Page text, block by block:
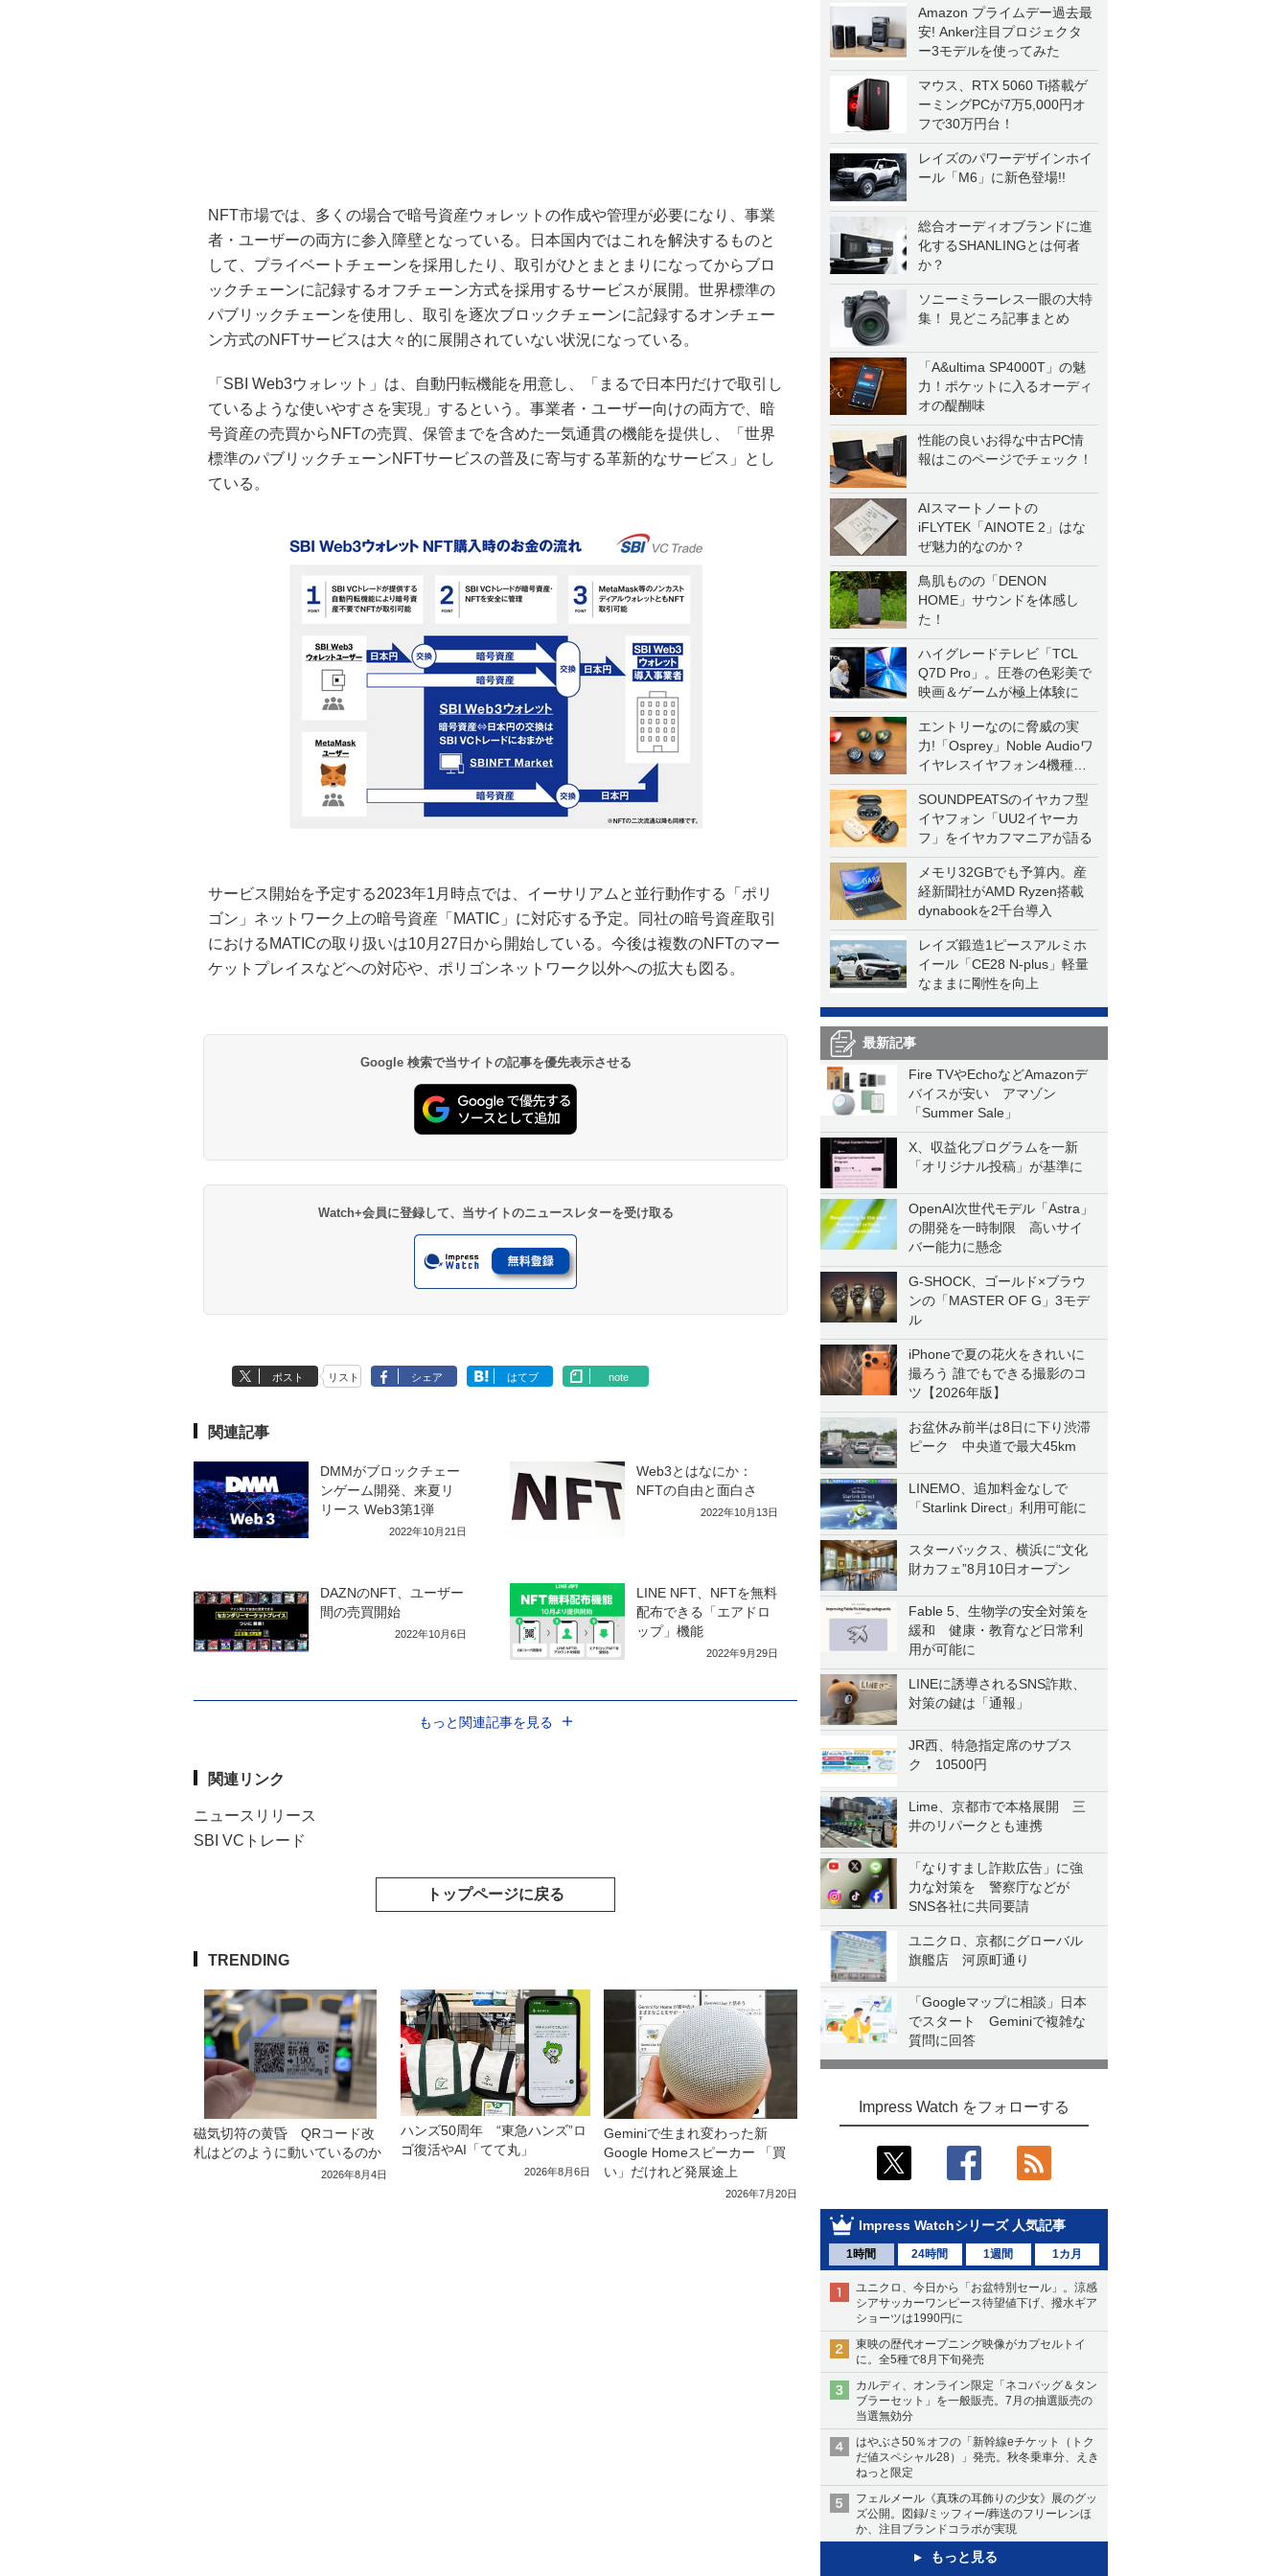
Amazon プライムデー過去最
安! Anker注目プロジェクタ
ー3モデルを使ってみた
マウス、RTX 5060 Ti搭載ゲ
ーミングPCが7万5,000円オ
フで30万円台！
レイズのパワーデザインホイ
ール「M6」に新色登場!!
総合オーディオブランドに進
化するSHANLINGとは何者
か？
ソニーミラーレス一眼の大特
集！ 見どころ記事まとめ
「A&ultima SP4000T」の魅
力！ポケットに入るオーディ
オの醍醐味
性能の良いお得な中古PC情
報はこのページでチェック！
AIスマートノートの
iFLYTEK「AINOTE 2」はな
ぜ魅力的なのか？
鳥肌ものの「DENON
HOME」サウンドを体感し
た！
ハイグレードテレビ「TCL
Q7D Pro」。圧巻の色彩美で
映画＆ゲームが極上体験に
エントリーなのに脅威の実
力!「Osprey」Noble Audioワ
イヤレスイヤフォン4機種を
一気に聴く
SOUNDPEATSのイヤカフ型
イヤフォン「UU2イヤーカ
フ」をイヤカフマニアが語る
メモリ32GBでも予算内。産
経新聞社がAMD Ryzen搭載
dynabookを2千台導入
レイズ鍛造1ピースアルミホ
イール「CE28 N-plus」軽量
なままに剛性を向上
最新記事
Fire TVやEchoなどAmazonデ
バイスが安い アマゾン
「Summer Sale」
X、収益化プログラムを一新
「オリジナル投稿」が基準に
OpenAI次世代モデル「Astra」
の開発を一時制限 高いサイ
バー能力に懸念
G-SHOCK、ゴールド×ブラウ
ンの「MASTER OF G」3モデ
ル
iPhoneで夏の花火をきれいに
撮ろう 誰でもできる撮影のコ
ツ【2026年版】
お盆休み前半は8日に下り渋滞
ピーク 中央道で最大45km
LINEMO、追加料金なしで
「Starlink Direct」利用可能に
スターバックス、横浜に“文化
財カフェ”8月10日オープン
Fable 5、生物学の安全対策を
緩和 健康・教育など日常利
用が可能に
LINEに誘導されるSNS詐欺、
対策の鍵は「通報」
JR西、特急指定席のサブス
ク 10500円
Lime、京都市で本格展開 三
井のリパークとも連携
「なりすまし詐欺広告」に強
力な対策を 警察庁などが
SNS各社に共同要請
ユニクロ、京都にグローバル
旗艦店 河原町通り
「Googleマップに相談」日本
でスタート Geminiで複雑な
質問に回答
Impress Watch をフォローする
Impress Watchシリーズ 人気記事
1時間 24時間 1週間 1カ月
ユニクロ、今日から「お盆特別セール」。涼感
シアサッカーワンピース待望値下げ、撥水ギア
ショーツは1990円に
東映の歴代オープニング映像がカプセルトイ
に。全5種で8月下旬発売
カルディ、オンライン限定「ネコバッグ＆タン
ブラーセット」を一般販売。7月の抽選販売の
当選無効分
はやぶさ50％オフの「新幹線eチケット（トク
だ値スペシャル28）」発売。秋冬乗車分、えき
ねっと限定
フェルメール《真珠の耳飾りの少女》展のグッ
ズ公開。図録/ミッフィー/葬送のフリーレンほ
か、注目ブランドコラボが実現
もっと見る
NFT市場では、多くの場合で暗号資産ウォレットの作成や管理が必要になり、事業
者・ユーザーの両方に参入障壁となっている。日本国内ではこれを解決するものと
して、プライベートチェーンを採用したり、取引がひとまとまりになってからブロ
ックチェーンに記録するオフチェーン方式を採用するサービスが展開。世界標準の
パブリックチェーンを使用し、取引を逐次ブロックチェーンに記録するオンチェー
ン方式のNFTサービスは大々的に展開されていない状況になっている。
「SBI Web3ウォレット」は、自動円転機能を用意し、「まるで日本円だけで取引し
ているような使いやすさを実現」するという。事業者・ユーザー向けの両方で、暗
号資産の売買からNFTの売買、保管までを含めた一気通貫の機能を提供し、「世界
標準のパブリックチェーンNFTサービスの普及に寄与する革新的なサービス」とし
ている。
サービス開始を予定する2023年1月時点では、イーサリアムと並行動作する「ポリ
ゴン」ネットワーク上の暗号資産「MATIC」に対応する予定。同社の暗号資産取引
におけるMATICの取り扱いは10月27日から開始している。今後は複数のNFTのマー
ケットプレイスなどへの対応や、ポリゴンネットワーク以外への拡大も図る。
Google 検索で当サイトの記事を優先表示させる
Watch+会員に登録して、当サイトのニュースレターを受け取る
ポスト リスト シェア はてブ note
関連記事
DMMがブロックチェー
ンゲーム開発、来夏リ
リース Web3第1弾
2022年10月21日
Web3とはなにか：
NFTの自由と面白さ
2022年10月13日
DAZNのNFT、ユーザー
間の売買開始
2022年10月6日
LINE NFT、NFTを無料
配布できる「エアドロ
ップ」機能
2022年9月29日
もっと関連記事を見る
関連リンク
ニュースリリース
SBI VCトレード
トップページに戻る
TRENDING
磁気切符の黄昏 QRコード改
札はどのように動いているのか
2026年8月4日
ハンズ50周年 “東急ハンズ”ロ
ゴ復活やAI「てて丸」
2026年8月6日
Geminiで生まれ変わった新
Google Homeスピーカー 「買
い」だけれど発展途上
2026年7月20日